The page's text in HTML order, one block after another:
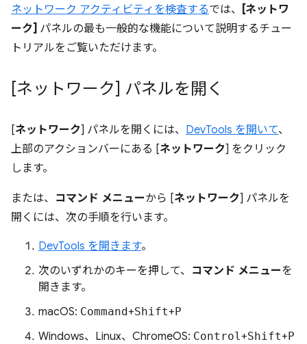
ネットワーク アクティビティを検査するでは、
[ネットワ
ーク] パネルの最も一般的な機能について説明するチュー
トリアルをご覧いただけます。
[ネットワーク] パネルを開く
[ネットワーク] パネルを開くには、 DevTools を開いて、
上部のアクションバーにある [ネットワーク] をクリック
します。
または、 コマンド メニューから [ネットワーク] パネルを
開くには、次の手順を行います。
DevTools を開きます。
次のいずれかのキーを押して、 コマンド メニューを
開きます。
macOS: Command+Shift+P
Windows、Linux、ChromeOS: Control+Shift+P